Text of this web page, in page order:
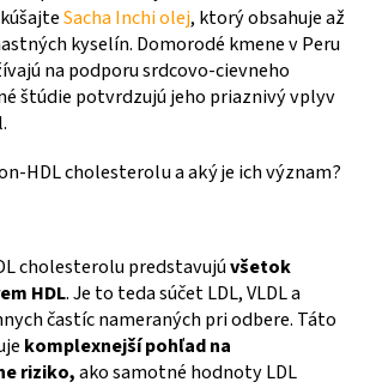
Sacha Inchi olej, ktorý obsahuje až
kyselín. Domorodé kmene v Peru
na podporu srdcovo-cievneho
štúdie potvrdzujú jeho priaznivý vplyv
HDL cholesterolu a aký je ich význam?
cholesterolu predstavujúvšetok
HDL. Je to teda súčet LDL, VLDL a
častíc nameraných pri odbere. Táto
komplexnejší pohľad na
riziko,ako samotné hodnoty LDL